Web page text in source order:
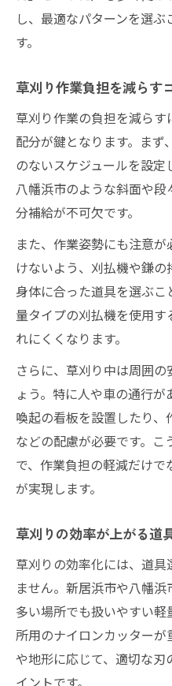
し、最適なパターンを選
す。
草刈り作業負担を減らす
草刈り作業の負担を減ら
配分が鍵となります。ま
のないスケジュールを設
八幡浜市のような斜面や
分補給が不可欠です。
また、作業姿勢にも注意
けないよう、刈払機や鎌の
身体に合った道具を選ぶ
量タイプの刈払機を使用
れにくくなります。
さらに、草刈り中は周囲
ょう。特に人や車の通行
喚起の看板を設置したり
などの配慮が必要です。こ
で、作業負担の軽減だけ
が実現します。
草刈りの効率が上がる道
草刈りの効率化には、道
ません。新居浜市や八幡
多い場所でも扱いやすい
所用のナイロンカッター
や地形に応じて、適切な
イントです。